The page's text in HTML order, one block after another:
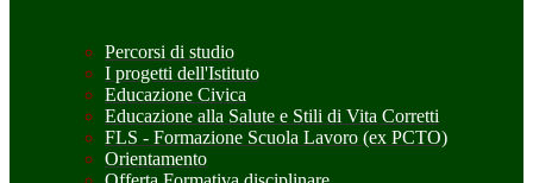
Percorsi di studio
I progetti dell'Istituto
Educazione Civica
Educazione alla Salute e Stili di Vita Corretti
FLS - Formazione Scuola Lavoro (ex PCTO)
Orientamento